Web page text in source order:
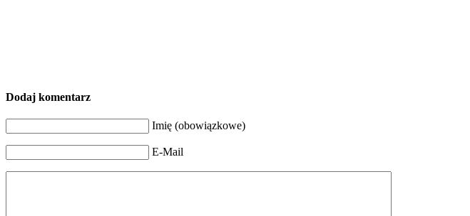
Dodaj komentarz
Imię (obowiązkowe)
E-Mail